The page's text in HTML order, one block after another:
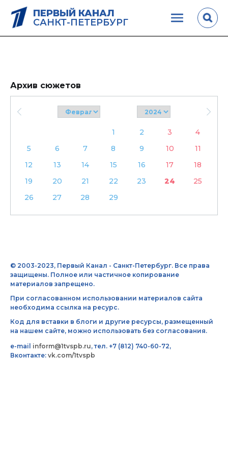
ПЕРВЫЙ КАНАЛ
САНКТ-ПЕТЕРБУРГ
Архив сюжетов
1 2 3
4
5
6 7 8 9 10
11
12
13 14 15 16 17
18
19
20 21 22 23 24
25
26
27 28 29
© 2003-2023, Первый Канал - Санкт-Петербург. Все права
защищены. Полное или частичное копирование
материалов запрещено.
При согласованном использовании материалов сайта
необходима ссылка на ресурс.
Код для вставки в блоги и другие ресурсы, размещенный
на нашем сайте, можно использовать без согласования.
e-mail inform@1tvspb.ru, тел. +7 (812) 740-60-72,
Вконтакте: vk.com/1tvspb